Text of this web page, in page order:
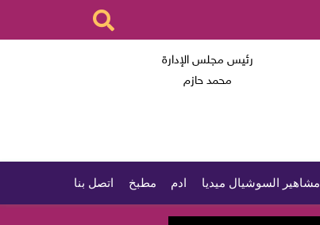
رئيس مجلس الإدارة
محمد حازم
مشاهير السوشيال ميديا ادم مطبخ اتصل بنا